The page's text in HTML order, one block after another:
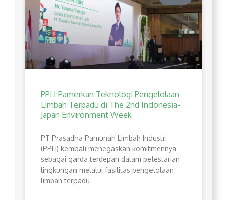
PPLI Pamerkan Teknologi Pengelolaan
Limbah Terpadu di The 2nd Indonesia-
Japan Environment Week
PT Prasadha Pamunah Limbah Industri
(PPLI) kembali menegaskan komitmennya
sebagai garda terdepan dalam pelestarian
lingkungan melalui fasilitas pengelolaan
limbah terpadu